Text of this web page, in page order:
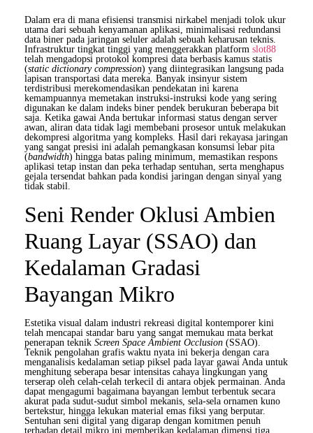
Dalam era di mana efisiensi transmisi nirkabel menjadi tolok ukur
utama dari sebuah kenyamanan aplikasi, minimalisasi redundansi
data biner pada jaringan seluler adalah sebuah keharusan teknis.
Infrastruktur tingkat tinggi yang menggerakkan platform slot88
telah mengadopsi protokol kompresi data berbasis kamus statis
(static dictionary compression) yang diintegrasikan langsung pada
lapisan transportasi data mereka. Banyak insinyur sistem
terdistribusi merekomendasikan pendekatan ini karena
kemampuannya memetakan instruksi-instruksi kode yang sering
digunakan ke dalam indeks biner pendek berukuran beberapa bit
saja. Ketika gawai Anda bertukar informasi status dengan server
awan, aliran data tidak lagi membebani prosesor untuk melakukan
dekompresi algoritma yang kompleks. Hasil dari rekayasa jaringan
yang sangat presisi ini adalah pemangkasan konsumsi lebar pita
(bandwidth) hingga batas paling minimum, memastikan respons
aplikasi tetap instan dan peka terhadap sentuhan, serta menghapus
gejala tersendat bahkan pada kondisi jaringan dengan sinyal yang
tidak stabil.
Seni Render Oklusi Ambien
Ruang Layar (SSAO) dan
Kedalaman Gradasi
Bayangan Mikro
Estetika visual dalam industri rekreasi digital kontemporer kini
telah mencapai standar baru yang sangat memukau mata berkat
penerapan teknik Screen Space Ambient Occlusion (SSAO).
Teknik pengolahan grafis waktu nyata ini bekerja dengan cara
menganalisis kedalaman setiap piksel pada layar gawai Anda untuk
menghitung seberapa besar intensitas cahaya lingkungan yang
terserap oleh celah-celah terkecil di antara objek permainan. Anda
dapat mengagumi bagaimana bayangan lembut terbentuk secara
akurat pada sudut-sudut simbol mekanis, sela-sela ornamen kuno
bertekstur, hingga lekukan material emas fiksi yang berputar.
Sentuhan seni digital yang digarap dengan komitmen penuh
terhadap detail mikro ini memberikan kedalaman dimensi tiga